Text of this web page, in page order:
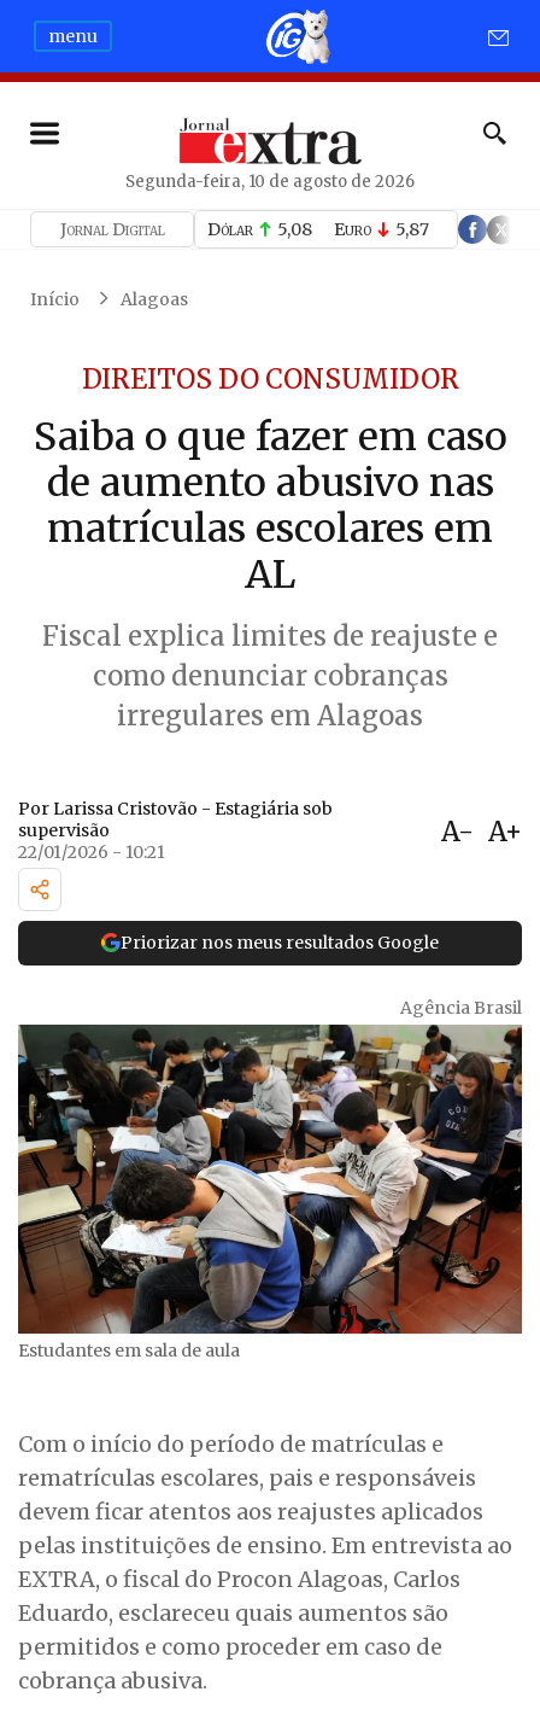
menu
Segunda-feira, 10 de agosto de 2026
Jornal Digital Dólar 5,08 Euro 5,87
Início Alagoas
DIREITOS DO CONSUMIDOR
Saiba o que fazer em caso
de aumento abusivo nas
matrículas escolares em
AL
Fiscal explica limites de reajuste e
como denunciar cobranças
irregulares em Alagoas
Por Larissa Cristovão - Estagiária sob
supervisão
22/01/2026 - 10:21
A- A+
Priorizar nos meus resultados Google
Agência Brasil
Estudantes em sala de aula
Com o início do período de matrículas e
rematrículas escolares, pais e responsáveis
devem ficar atentos aos reajustes aplicados
pelas instituições de ensino. Em entrevista ao
EXTRA, o fiscal do Procon Alagoas, Carlos
Eduardo, esclareceu quais aumentos são
permitidos e como proceder em caso de
cobrança abusiva.